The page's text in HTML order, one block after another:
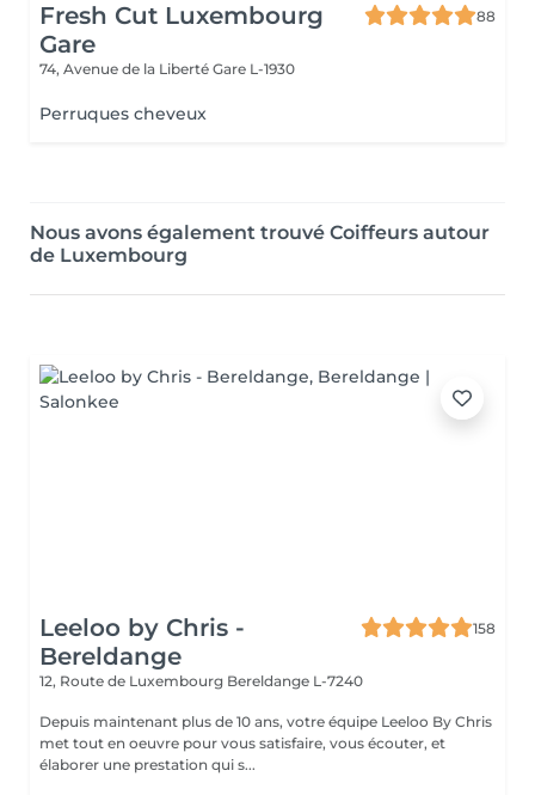
Fresh Cut Luxembourg
Gare
88
74, Avenue de la Liberté Gare L-1930
Perruques cheveux
Nous avons également trouvé Coiffeurs autour
de Luxembourg
Leeloo by Chris -
Bereldange
158
12, Route de Luxembourg Bereldange L-7240
Depuis maintenant plus de 10 ans, votre équipe Leeloo By Chris
met tout en oeuvre pour vous satisfaire, vous écouter, et
élaborer une prestation qui s...